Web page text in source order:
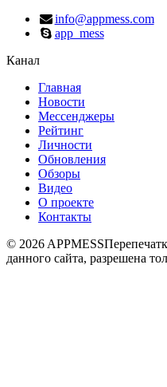
info@appmess.com
app_mess
Канал
Главная
Новости
Мессенджеры
Рейтинг
Личности
Обновления
Обзоры
Видео
О проекте
Контакты
© 2026 APPMESS
данного сайта, разрешена